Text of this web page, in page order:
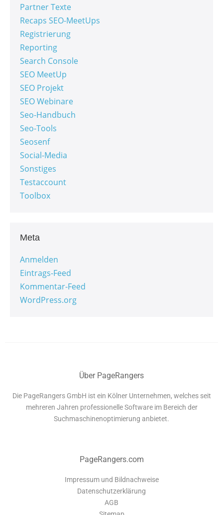
Partner Texte
Recaps SEO-MeetUps
Registrierung
Reporting
Search Console
SEO MeetUp
SEO Projekt
SEO Webinare
Seo-Handbuch
Seo-Tools
Seosenf
Social-Media
Sonstiges
Testaccount
Toolbox
Meta
Anmelden
Eintrags-Feed
Kommentar-Feed
WordPress.org
Über PageRangers
Die PageRangers GmbH ist ein Kölner Unternehmen, welches seit
mehreren Jahren professionelle Software im Bereich der
Suchmaschinenoptimierung anbietet.
PageRangers.com
Impressum und Bildnachweise
Datenschutzerklärung
AGB